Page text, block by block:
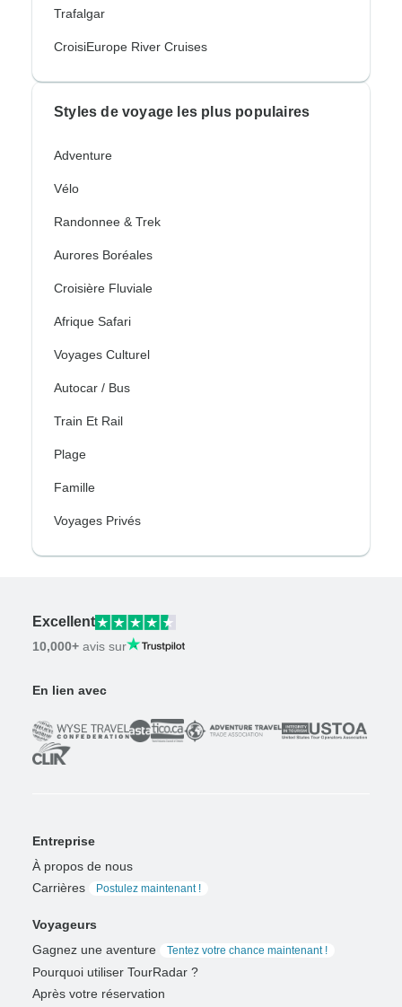
Trafalgar
CroisiEurope River Cruises
Styles de voyage les plus populaires
Adventure
Vélo
Randonnee & Trek
Aurores Boréales
Croisière Fluviale
Afrique Safari
Voyages Culturel
Autocar / Bus
Train Et Rail
Plage
Famille
Voyages Privés
Excellent
10,000+ avis sur
En lien avec
Entreprise
À propos de nous
Carrières
Postulez maintenant !
Voyageurs
Gagnez une aventure
Tentez votre chance maintenant !
Pourquoi utiliser TourRadar ?
Après votre réservation